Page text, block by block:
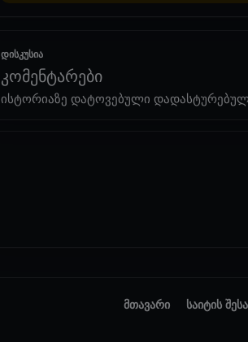
დისკუსია
კომენტარები
ისტორიაზე დატოვებული
მთავარი საიტის